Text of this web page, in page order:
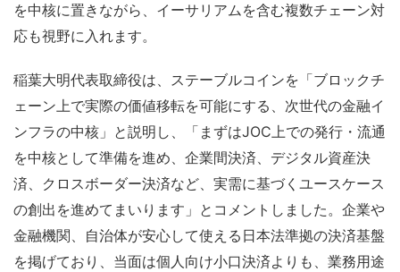
を中核に置きながら、イーサリアムを含む複数チェーン対
応も視野に入れます。
稲葉大明代表取締役は、ステーブルコインを「ブロックチ
ェーン上で実際の価値移転を可能にする、次世代の金融イ
ンフラの中核」と説明し、「まずはJOC上での発行・流通
を中核として準備を進め、企業間決済、デジタル資産決
済、クロスボーダー決済など、実需に基づくユースケース
の創出を進めてまいります」とコメントしました。企業や
金融機関、自治体が安心して使える日本法準拠の決済基盤
を掲げており、当面は個人向け小口決済よりも、業務用途